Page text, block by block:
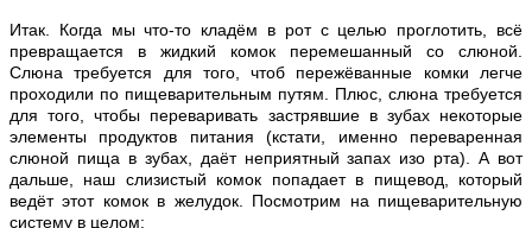
Итак. Когда мы что-то кладём в рот с целью проглотить, всё
превращается в жидкий комок перемешанный со слюной.
Слюна требуется для того, чтоб пережёванные комки легче
проходили по пищеварительным путям. Плюс, слюна требуется
для того, чтобы переваривать застрявшие в зубах некоторые
элементы продуктов питания (кстати, именно переваренная
слюной пища в зубах, даёт неприятный запах изо рта). А вот
дальше, наш слизистый комок попадает в пищевод, который
ведёт этот комок в желудок. Посмотрим на пищеварительную
систему в целом: